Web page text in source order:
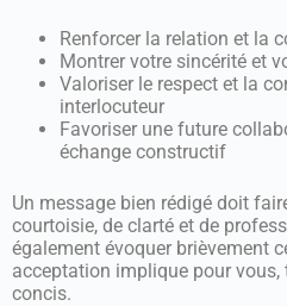
Renforcer la relation et la
Montrer votre sincérité et
Valoriser le respect et la
interlocuteur
Favoriser une future
échange constructif
Un message bien rédigé doit
courtoisie, de clarté et de
également évoquer brièvement
acceptation implique pour vous,
concis.